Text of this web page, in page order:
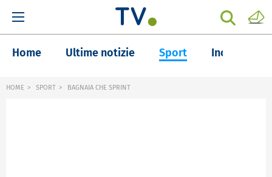
Home Ultime notizie Sport Inchieste
HOME SPORT BAGNAIA CHE SPRINT